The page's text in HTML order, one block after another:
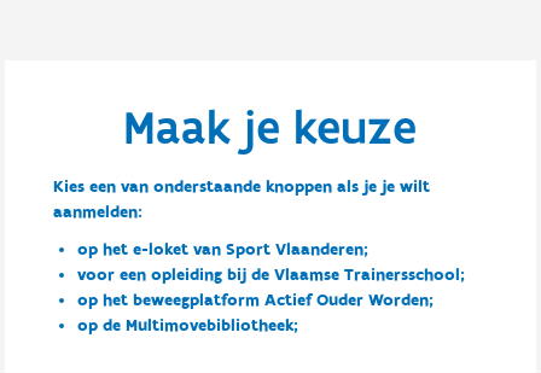
Maak je keuze
Kies een van onderstaande knoppen als je je wilt
aanmelden:
op het e-loket van Sport Vlaanderen;
voor een opleiding bij de Vlaamse Trainersschool;
op het beweegplatform Actief Ouder Worden;
op de Multimovebibliotheek;